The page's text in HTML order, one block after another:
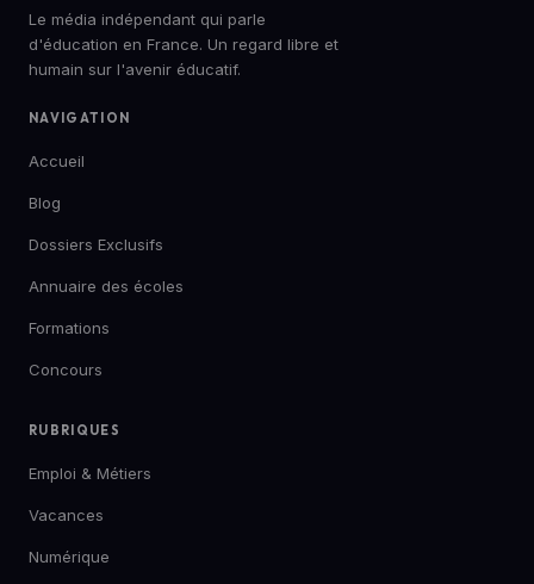
Le média indépendant qui parle
d'éducation en France. Un regard libre et
humain sur l'avenir éducatif.
NAVIGATION
Accueil
Blog
Dossiers Exclusifs
Annuaire des écoles
Formations
Concours
RUBRIQUES
Emploi & Métiers
Vacances
Numérique